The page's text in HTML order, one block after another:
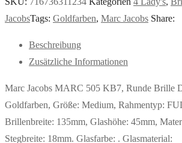
JacobsTags: Goldfarben, Marc Jacobs Share:
Beschreibung
Zusätzliche Informationen
Marc Jacobs MARC 505 KB7, Runde Brille
Goldfarben, Größe: Medium, Rahmentyp:
Brillenbreite: 135mm, Glashöhe: 45mm,
Stegbreite: 18mm. Glasfarbe: . Glasmaterial: